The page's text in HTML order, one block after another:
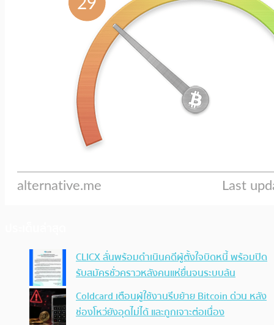
CLICX ลั่นพร้อมดำเนินคดีผู้ตั้งใจบิดหนี้ พร้อมปิด
รับสมัครชั่วคราวหลังคนแห่ยื่นจนระบบล้น
Coldcard เตือนผู้ใช้งานรีบย้าย Bitcoin ด่วน หลัง
ช่องโหว่ยังอุดไม่ได้ และถูกเจาะต่อเนื่อง